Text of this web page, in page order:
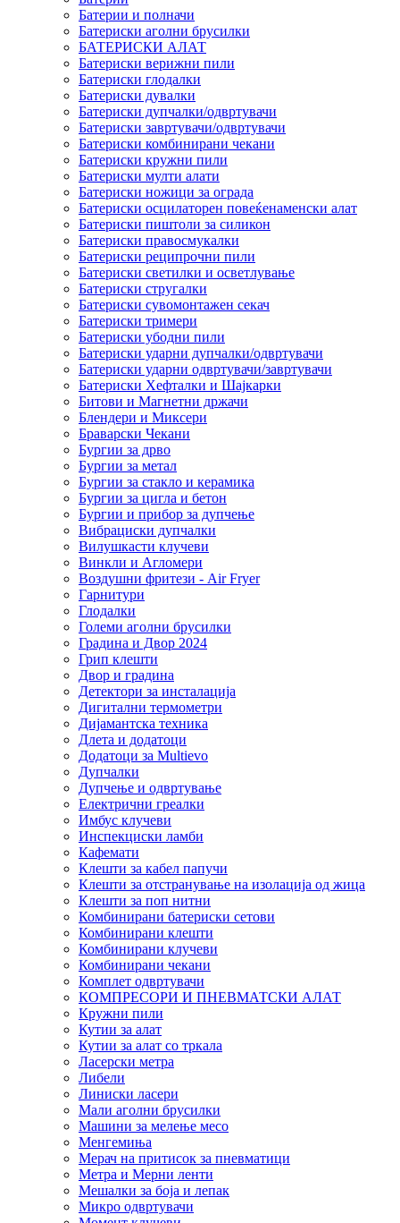
Батерии и полначи
Батериски аголни брусилки
БАТЕРИСКИ АЛАТ
Батериски верижни пили
Батериски глодалки
Батериски дувалки
Батериски дупчалки/одвртувачи
Батериски завртувачи/одвртувачи
Батериски комбинирани чекани
Батериски кружни пили
Батериски мулти алати
Батериски ножици за ограда
Батериски осцилаторен повеќенаменски алат
Батериски пиштоли за силикон
Батериски правосмукалки
Батериски реципрочни пили
Батериски светилки и осветлување
Батериски стругалки
Батериски сувомонтажен секач
Батериски тримери
Батериски убодни пили
Батериски ударни дупчалки/одвртувачи
Батериски ударни одвртувачи/завртувачи
Батериски Хефталки и Шајкарки
Битови и Магнетни држачи
Блендери и Миксери
Браварски Чекани
Бургии за дрво
Бургии за метал
Бургии за стакло и керамика
Бургии за цигла и бетон
Бургии и прибор за дупчење
Вибрациски дупчалки
Вилушкасти клучеви
Винкли и Агломери
Воздушни фритези - Air Fryer
Гарнитури
Глодалки
Големи аголни брусилки
Градина и Двор 2024
Грип клешти
Двор и градина
Детектори за инсталација
Дигитални термометри
Дијамантска техника
Длета и додатоци
Додатоци за Multievo
Дупчалки
Дупчење и одвртување
Електрични греалки
Имбус клучеви
Инспекциски ламби
Кафемати
Клешти за кабел папучи
Клешти за отстранување на изолација од жица
Клешти за поп нитни
Комбинирани батериски сетови
Комбинирани клешти
Комбинирани клучеви
Комбинирани чекани
Комплет одвртувачи
КОМПРЕСОРИ И ПНЕВМАТСКИ АЛАТ
Кружни пили
Кутии за алат
Кутии за алат со тркала
Ласерски метра
Либели
Линиски ласери
Мали аголни брусилки
Машини за мелење месо
Менгемиња
Мерач на притисок за пневматици
Метра и Мерни ленти
Мешалки за боја и лепак
Микро одвртувачи